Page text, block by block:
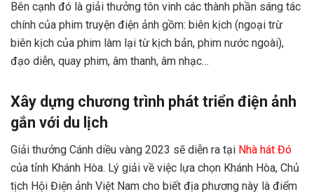
Bên cạnh đó là giải thưởng tôn vinh các thành phần sáng tác
chính của phim truyện điện ảnh gồm: biên kịch (ngoại trừ
biên kịch của phim làm lại từ kịch bản, phim nước ngoài),
đạo diễn, quay phim, âm thanh, âm nhạc…
Xây dựng chương trình phát triển điện ảnh
gắn với du lịch
Giải thưởng Cánh diều vàng 2023 sẽ diễn ra tại Nhà hát Đó
của tỉnh Khánh Hòa. Lý giải về việc lựa chọn Khánh Hòa, Chủ
tịch Hội Điện ảnh Việt Nam cho biết địa phương này là điểm